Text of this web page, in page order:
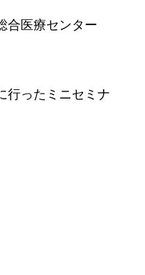
合医療センター
行ったミニセミナ